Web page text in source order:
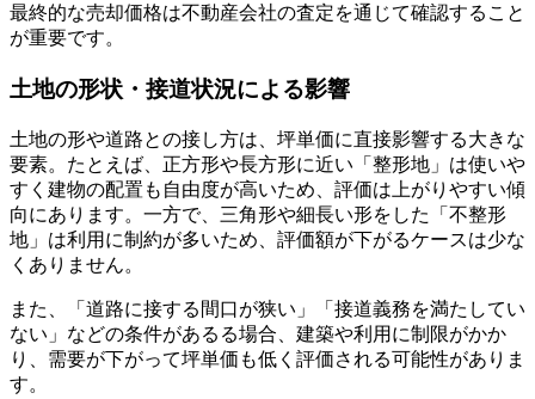
最終的な売却価格は不動産会社の査定を通じて確認すること
が重要です。
土地の形状・接道状況による影響
土地の形や道路との接し方は、坪単価に直接影響する大きな
要素。たとえば、正方形や長方形に近い「整形地」は使いや
すく建物の配置も自由度が高いため、評価は上がりやすい傾
向にあります。一方で、三角形や細長い形をした「不整形
地」は利用に制約が多いため、評価額が下がるケースは少な
くありません。
また、「道路に接する間口が狭い」「接道義務を満たしてい
ない」などの条件があるる場合、建築や利用に制限がかか
り、需要が下がって坪単価も低く評価される可能性がありま
す。